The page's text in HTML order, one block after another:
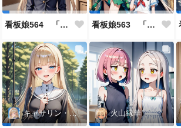
看板娘564 「ジェルマ・レスポストン・八百のよもやま話」 看板娘563 「騒ぎの終わり」
キャサリン・アストリー 火山縁華